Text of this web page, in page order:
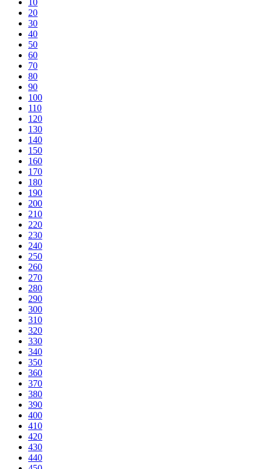
20
30
40
50
60
70
80
90
100
110
120
130
140
150
160
170
180
190
200
210
220
230
240
250
260
270
280
290
300
310
320
330
340
350
360
370
380
390
400
410
420
430
440